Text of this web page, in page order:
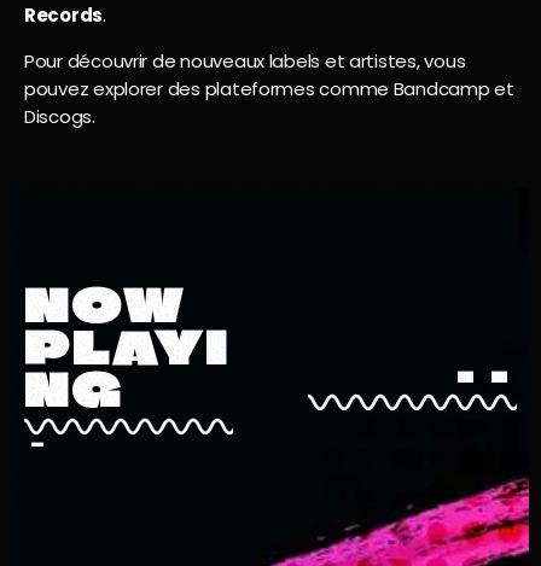
Records.
Pour découvrir de nouveaux labels et artistes, vous
pouvez explorer des plateformes comme Bandcamp et
Discogs.
NOW
PLAYI
NG
-
. .